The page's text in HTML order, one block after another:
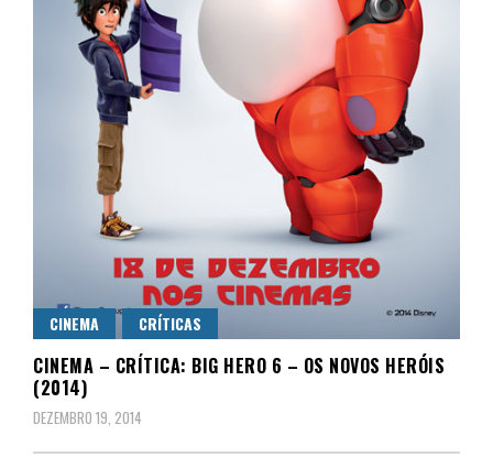
CINEMA CRÍTICAS
CINEMA – CRÍTICA: BIG HERO 6 – OS NOVOS HERÓIS
(2014)
DEZEMBRO 19, 2014